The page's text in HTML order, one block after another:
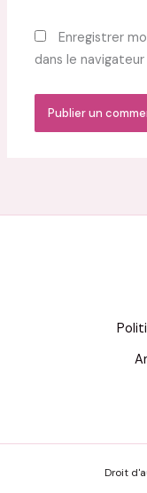
Enregistrer
dans le
Droit